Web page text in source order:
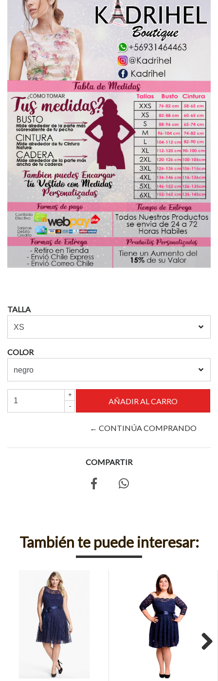
TALLA
COLOR
+
-
← CONTINÚA COMPRANDO
COMPARTIR
También te puede interesar: